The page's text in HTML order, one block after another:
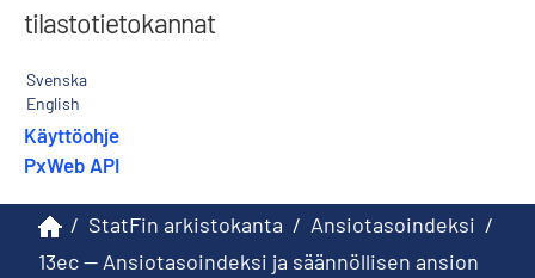
tilastotietokannat
Svenska
English
Käyttöohje
PxWeb API
/ StatFin arkistokanta / Ansiotasoindeksi /
13ec -- Ansiotasoindeksi ja säännöllisen ansion